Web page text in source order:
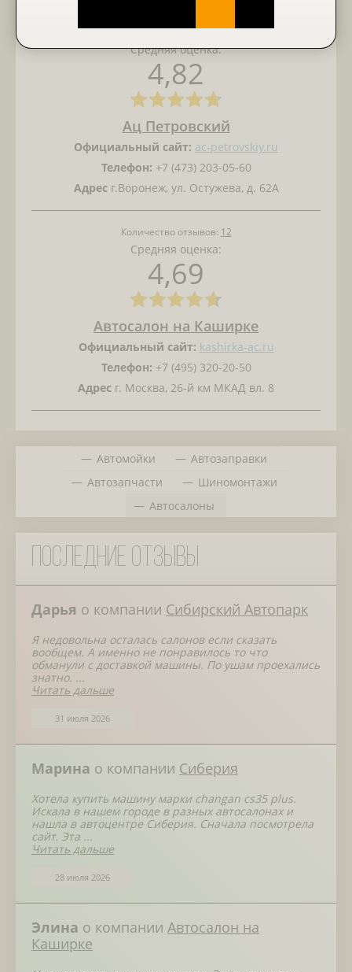
Количество отзывов:11
Средняя оценка:
4,82
Ац Петровский
Официальный сайт: ac-petrovskiy.ru
Телефон: +7 (473) 203-05-60
Адресг.Воронеж, ул. Остужева, д. 62А
Количество отзывов: 12
Средняя оценка:
4,69
Автосалон на Каширке
Официальный сайт: kashirka-ac.ru
Телефон: +7 (495) 320-20-50
Адрес г. Москва, 26-й км МКАД вл. 8
Автомойки
Автозаправки
Автозапчасти
Шиномонтажи
Автосалоны
Последние отзывы
Дарья о компании Сибирский Автопарк
Я недовольна осталась салонов если сказать
вообщем. А именно не понравилось то что
обманули с доставкой машины. По ушам проехались
знатно. ...
Читать дальше
31 июля 2026
Марина о компании Сиберия
Хотела купить машину марки changan cs35 plus.
Искала в нашем городе в разных автосалонах и
нашла в автоцентре Сиберия. Сначала посмотрела
сайт. Эта ...
Читать дальше
28 июля 2026
Элина о компании Автосалон на
Каширке